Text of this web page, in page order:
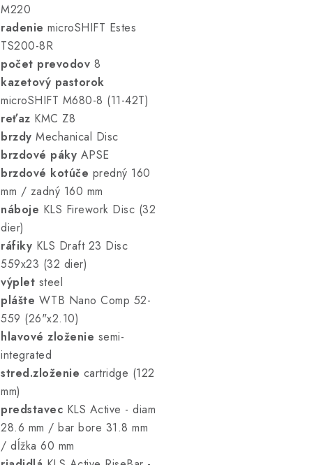
M220
radenie microSHIFT Estes
TS200-8R
počet prevodov 8
kazetový pastorok
microSHIFT M680-8 (11-42T)
reťaz KMC Z8
brzdy Mechanical Disc
brzdové páky APSE
brzdové kotúče predný 160
mm / zadný 160 mm
náboje KLS Firework Disc (32
dier)
ráfiky KLS Draft 23 Disc
559x23 (32 dier)
výplet steel
plášte WTB Nano Comp 52-
559 (26"x2.10)
hlavové zloženie semi-
integrated
stred.zloženie cartridge (122
mm)
predstavec KLS Active - diam
28.6 mm / bar bore 31.8 mm
/ dĺžka 60 mm